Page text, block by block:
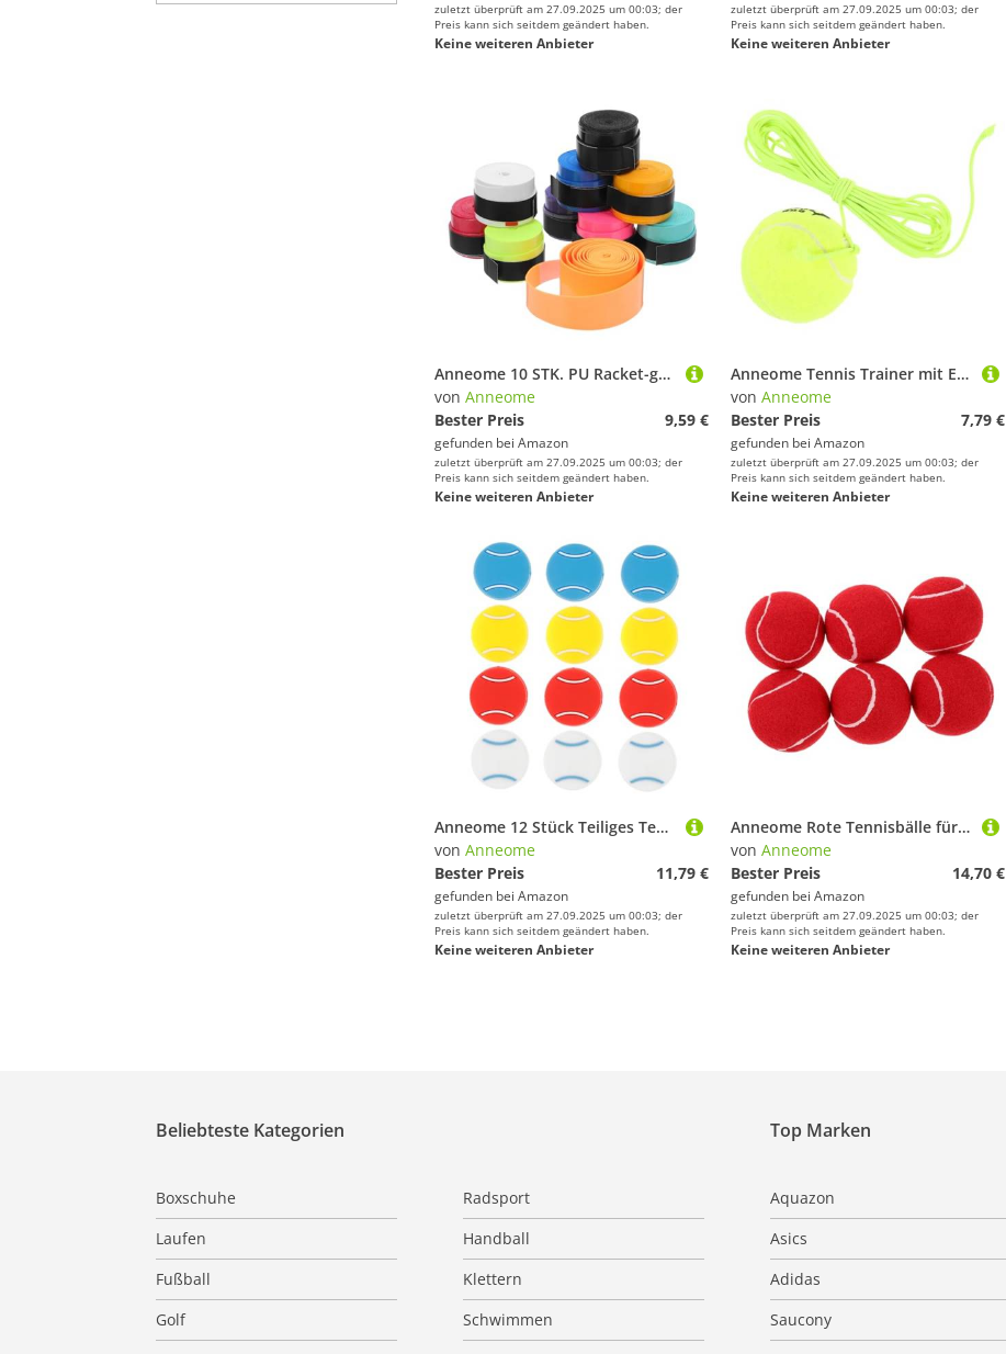
zuletzt überprüft am 27.09.2025 um 00:03; der
Preis kann sich seitdem geändert haben.
Keine weiteren Anbieter
zuletzt überprüft am 27.09.2025 um 00:03; der
Preis kann sich seitdem geändert haben.
Keine weiteren Anbieter
Anneome 10 STK. PU Racket-griffband Flexibles Schweißabsorbierendes Rutschfestes Overgrip für Badminton Tennis und Pickleball Ergonomisch für Sicheren Halt und Komfortable Spielkontrolle
von Anneome
Bester Preis
9,59 €
gefunden bei Amazon
zuletzt überprüft am 27.09.2025 um 00:03; der
Preis kann sich seitdem geändert haben.
Keine weiteren Anbieter
Anneome Tennis Trainer mit Elastischem Seil Tennisball mit Schnur für Einzeltraining Praktisches Tennistrainingsgerät für Anfänger Verbessertes Tennistraining und Fitness Einfach zu
von Anneome
Bester Preis
7,79 €
gefunden bei Amazon
zuletzt überprüft am 27.09.2025 um 00:03; der
Preis kann sich seitdem geändert haben.
Keine weiteren Anbieter
Anneome 12 Stück Teiliges Tennisball-förmiges Silikon Vibrationsdämpfer für Tennisschläger Stoßabsorbierend Kompatibel Schützt Saiten Verbessert Bequemlichkeit und Kontrolle bei
von Anneome
Bester Preis
11,79 €
gefunden bei Amazon
zuletzt überprüft am 27.09.2025 um 00:03; der
Preis kann sich seitdem geändert haben.
Keine weiteren Anbieter
Anneome Rote Tennisbälle für Mädchen Elastische Trainingsbälle Strapazierfähige Tennis Trainingsausrüstung Pack Anfänger-tennisbälle für Drinnen und Draußen für Ballkontrolle und Spielspaß
von Anneome
Bester Preis
14,70 €
gefunden bei Amazon
zuletzt überprüft am 27.09.2025 um 00:03; der
Preis kann sich seitdem geändert haben.
Keine weiteren Anbieter
Beliebteste Kategorien
Boxschuhe
Radsport
Laufen
Handball
Fußball
Klettern
Golf
Schwimmen
Top Marken
Aquazon
Asics
Adidas
Saucony